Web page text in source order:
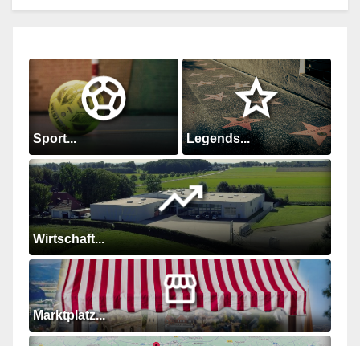
Sport... Legends...
Wirtschaft...
Marktplatz...